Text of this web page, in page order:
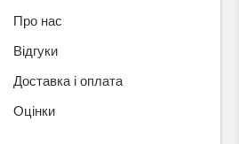
Про нас
Відгуки
Доставка і оплата
Оцінки